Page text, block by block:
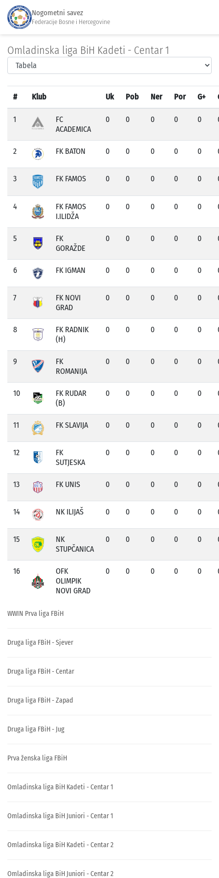
Nogometni savez
Federacije Bosne i Hercegovine
Omladinska liga BiH Kadeti - Centar 1
# Klub Uk Pob Ner Por G+
1
FC
ACADEMICA
0 0 0 0 0
2 FK BATON 0 0 0 0 0
3 FK FAMOS 0 0 0 0 0
4
FK FAMOS
I.ILIDŽA
0 0 0 0 0
5
FK
GORAŽDE
0 0 0 0 0
6 FK IGMAN 0 0 0 0 0
7
FK NOVI
GRAD
0 0 0 0 0
8
FK RADNIK
(H)
0 0 0 0 0
9
FK
ROMANIJA
0 0 0 0 0
10
FK RUDAR
(B)
0 0 0 0 0
11 FK SLAVIJA 0 0 0 0 0
12
FK
SUTJESKA
0 0 0 0 0
13 FK UNIS 0 0 0 0 0
14 NK ILIJAŠ 0 0 0 0 0
15
NK
STUPČANICA
0 0 0 0 0
16
OFK
OLIMPIK
NOVI GRAD
0 0 0 0 0
WWIN Prva liga FBiH
Druga liga FBiH - Sjever
Druga liga FBiH - Centar
Druga liga FBiH - Zapad
Druga liga FBiH - Jug
Prva ženska liga FBiH
Omladinska liga BiH Kadeti - Centar 1
Omladinska liga BiH Juniori - Centar 1
Omladinska liga BiH Kadeti - Centar 2
Omladinska liga BiH Juniori - Centar 2